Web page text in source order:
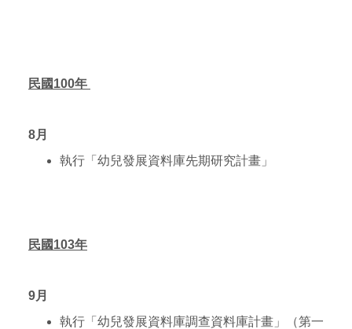
民國100年
8月
執行「幼兒發展資料庫先期研究計畫」
民國103年
9月
執行「幼兒發展資料庫調查資料庫計畫」（第一